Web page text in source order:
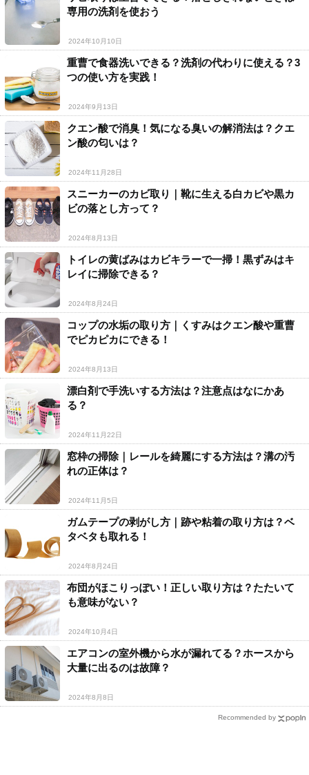
専用の洗剤を使おう
2024年10月10日
重曹で食器洗いできる？洗剤の代わりに使える？3
つの使い方を実践！
2024年9月13日
クエン酸で消臭！気になる臭いの解消法は？クエ
ン酸の匂いは？
2024年11月28日
スニーカーのカビ取り｜靴に生える白カビや黒カ
ビの落とし方って？
2024年8月13日
トイレの黄ばみはカビキラーで一掃！黒ずみはキ
レイに掃除できる？
2024年8月24日
コップの水垢の取り方｜くすみはクエン酸や重曹
でピカピカにできる！
2024年8月13日
漂白剤で手洗いする方法は？注意点はなにかあ
る？
2024年11月22日
窓枠の掃除｜レールを綺麗にする方法は？溝の汚
れの正体は？
2024年11月5日
ガムテープの剥がし方｜跡や粘着の取り方は？ベ
タベタも取れる！
2024年8月24日
布団がほこりっぽい！正しい取り方は？たたいて
も意味がない？
2024年10月4日
エアコンの室外機から水が漏れてる？ホースから
大量に出るのは故障？
2024年8月8日
Recommended by